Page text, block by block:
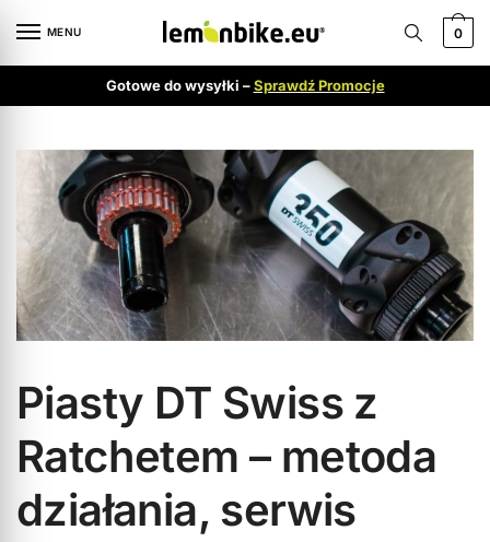
MENU 0
Gotowe do wysyłki –Sprawdź Promocje
Piasty DT Swiss z
Ratchetem – metoda
działania, serwis